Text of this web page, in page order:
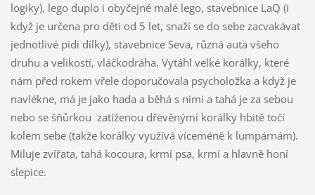
logiky), lego duplo i obyčejné malé lego, stavebnice LaQ (i
když je určena pro děti od 5 let, snaží se do sebe zacvakávat
jednotlivé pidi dílky), stavebnice Seva, různá auta všeho
druhu a velikostí, vláčkodráha. Vytáhl velké korálky, které
nám před rokem vřele doporučovala psycholožka a když je
navlékne, má je jako hada a běhá s nimi a tahá je za sebou
nebo se šňůrkou zatíženou dřevěnými korálky hbitě točí
kolem sebe (takže korálky využívá víceméně k lumpárnám).
Miluje zvířata, tahá kocoura, krmí psa, krmí a hlavně honí
slepice.